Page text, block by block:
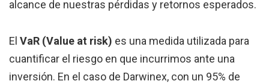
alcance de nuestras pérdidas y retornos esperados.
El VaR (Value at risk) es una medida utilizada para
cuantificar el riesgo en que incurrimos ante una
inversión. En el caso de Darwinex, con un 95% de